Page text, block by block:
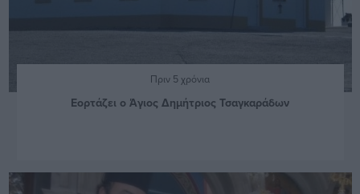
Πριν 5 χρόνια
Εορτάζει ο Άγιος Δημήτριος Τσαγκαράδων